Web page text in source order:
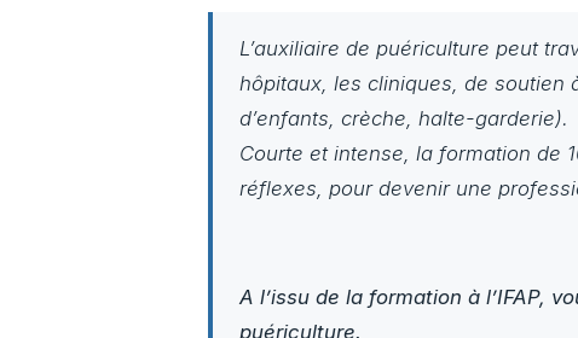
L’auxiliaire de puériculture peut
hôpitaux, les cliniques, de soutien
d’enfants, crèche, halte-garderie).
Courte et intense, la formation de
réflexes, pour devenir une
A l’issu de la formation à l’IFAP,
puériculture.